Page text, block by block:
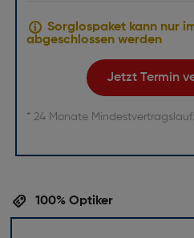
Sorglospaket kann nur
abgeschlossen werden
Jetzt Termin
* 24 Monate
100% Optiker